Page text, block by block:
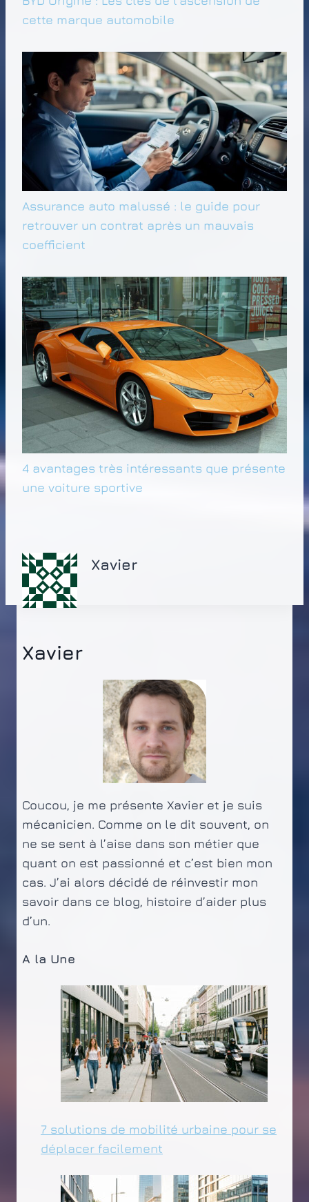
cette marque automobile
Assurance auto malussé : le guide pour
retrouver un contrat après un mauvais
coefficient
4 avantages très intéressants que présente
une voiture sportive
Xavier
Xavier
Coucou, je me présente Xavier et je suis
mécanicien. Comme on le dit souvent, on
ne se sent à l’aise dans son métier que
quant on est passionné et c’est bien mon
cas. J’ai alors décidé de réinvestir mon
savoir dans ce blog, histoire d’aider plus
d’un.
A la Une
7 solutions de mobilité urbaine pour se
déplacer facilement